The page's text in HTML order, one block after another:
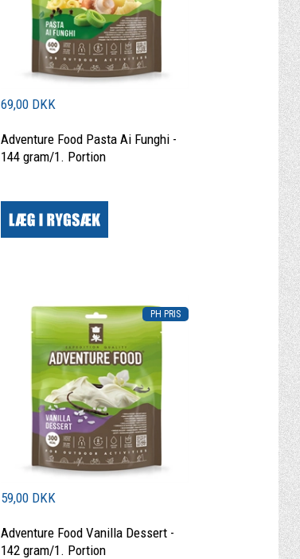
69,00 DKK
Adventure Food Pasta Ai Funghi -
144 gram/1. Portion
59,00 DKK
Adventure Food Vanilla Dessert -
142 gram/1. Portion